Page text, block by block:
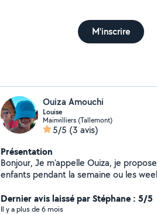
M'inscrire
Ouiza Amouchi
Louise
Mainvilliers (Tallemont)
5/5 (3 avis)
Présentation
Bonjour, Je m'appelle Ouiza, je propose de garder vos
enfants pendant la semaine ou les
Dernier avis laissé par Stéphane : 5/5
Il y a plus de 6 mois